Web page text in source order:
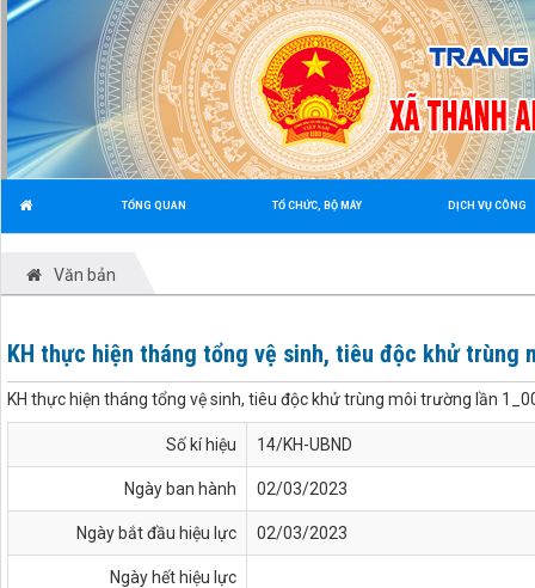
TỔNG QUAN TỔ CHỨC, BỘ MÁY DỊCH VỤ CÔNG
Văn bản
KH thực hiện tháng tổng vệ sinh, tiêu độc khử trùng
KH thực hiện tháng tổng vệ sinh, tiêu độc khử trùng môi trường lần
Số kí hiệu 14/KH-UBND
Ngày ban hành 02/03/2023
Ngày bắt đầu hiệu lực 02/03/2023
Ngày hết hiệu lực